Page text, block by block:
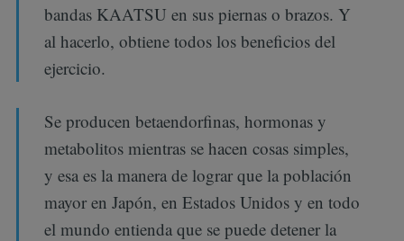
bandas KAATSU en sus piernas o brazos. Y
al hacerlo, obtiene todos los beneficios del
ejercicio.
Se producen betaendorfinas, hormonas y
metabolitos mientras se hacen cosas simples,
y esa es la manera de lograr que la población
mayor en Japón, en Estados Unidos y en todo
el mundo entienda que se puede detener la